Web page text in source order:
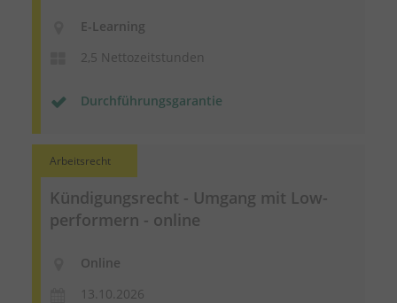
E-Learning
2,5 Nettozeitstunden
Durchführungsgarantie
Arbeitsrecht
Kündigungsrecht - Umgang mit Low-
performern - online
Online
13.10.2026